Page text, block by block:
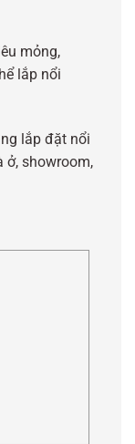
mỏng,
lắp nổi
lắp đặt nổi
ở, showroom,